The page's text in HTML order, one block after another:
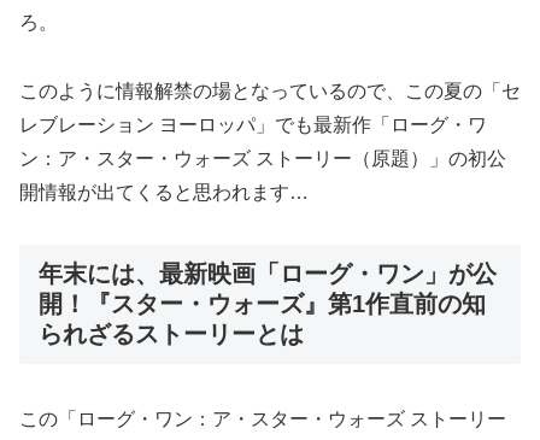
ろ。
このように情報解禁の場となっているので、この夏の「セ
レブレーション ヨーロッパ」でも最新作「ローグ・ワ
ン：ア・スター・ウォーズ ストーリー（原題）」の初公
開情報が出てくると思われます…
年末には、最新映画「ローグ・ワン」が公
開！『スター・ウォーズ』第1作直前の知
られざるストーリーとは
この「ローグ・ワン：ア・スター・ウォーズ ストーリー